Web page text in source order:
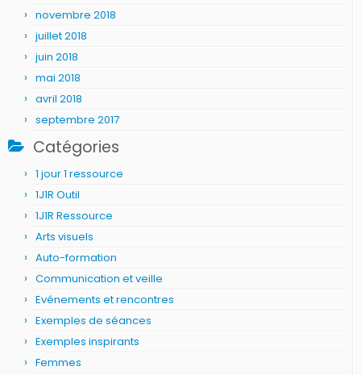
novembre 2018
juillet 2018
juin 2018
mai 2018
avril 2018
septembre 2017
Catégories
1 jour 1 ressource
1J1R Outil
1J1R Ressource
Arts visuels
Auto-formation
Communication et veille
Evénements et rencontres
Exemples de séances
Exemples inspirants
Femmes